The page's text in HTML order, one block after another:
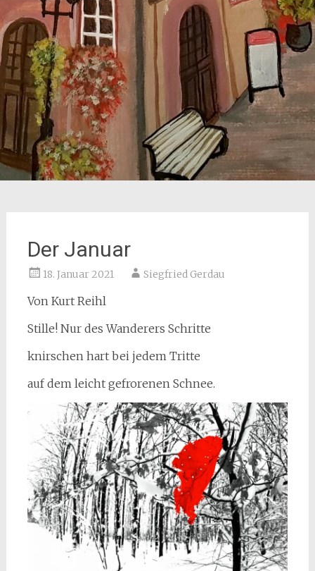
Der Januar
18. Januar 2021 Siegfried Gerdau
Von Kurt Reihl
Stille! Nur des Wanderers Schritte
knirschen hart bei jedem Tritte
auf dem leicht gefrorenen Schnee.